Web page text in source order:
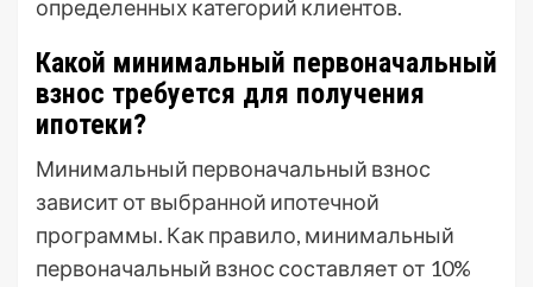
определенных категорий клиентов.
Какой минимальный первоначальный
взнос требуется для получения
ипотеки?
Минимальный первоначальный взнос
зависит от выбранной ипотечной
программы. Как правило, минимальный
первоначальный взнос составляет от 10%